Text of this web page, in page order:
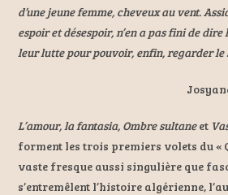
d’une jeune femme, cheveux au vent.
espoir et désespoir, n’en a pas fini de
leur lutte pour pouvoir, enfin, regarder le
L’amour, la fantasia, Ombre sultaneet
forment les trois premiers volets du «
vaste fresque aussi singulière que
s’entremêlent l’histoire algérienne,